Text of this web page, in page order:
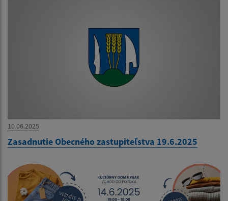
10.06.2025
Zasadnutie Obecného zastupiteľstva 19.6.2025